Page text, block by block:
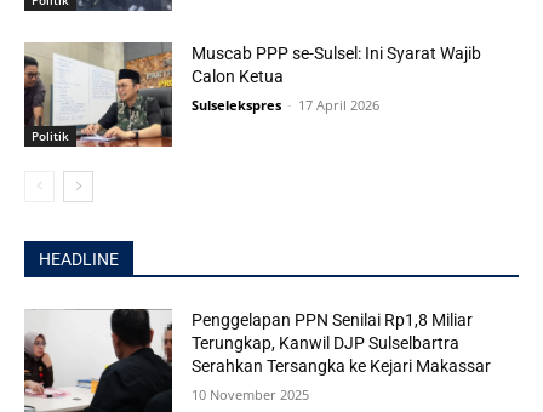
Politik
Muscab PPP se-Sulsel: Ini Syarat Wajib
Calon Ketua
Sulselekspres - 17 April 2026
HEADLINE
Penggelapan PPN Senilai Rp1,8 Miliar
Terungkap, Kanwil DJP Sulselbartra
Serahkan Tersangka ke Kejari Makassar
10 November 2025